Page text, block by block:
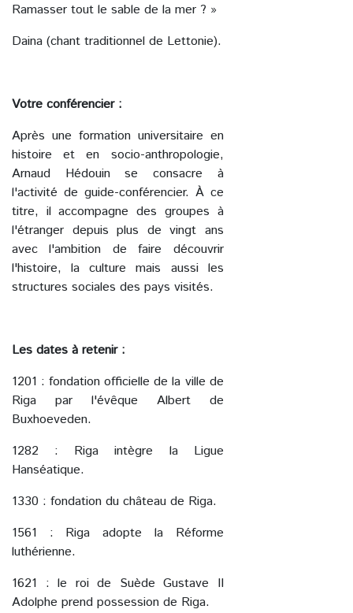
Ramasser tout le sable de la mer ? »
Daina (chant traditionnel de Lettonie).
Votre conférencier :
Après une formation universitaire en
histoire et en socio-anthropologie,
Arnaud Hédouin se consacre à
l'activité de guide-conférencier. À ce
titre, il accompagne des groupes à
l'étranger depuis plus de vingt ans
avec l'ambition de faire découvrir
l'histoire, la culture mais aussi les
structures sociales des pays visités.
Les dates à retenir :
1201 : fondation officielle de la ville de
Riga par l'évêque Albert de
Buxhoeveden.
1282 : Riga intègre la Ligue
Hanséatique.
1330 : fondation du château de Riga.
1561 : Riga adopte la Réforme
luthérienne.
1621 : le roi de Suède Gustave II
Adolphe prend possession de Riga.